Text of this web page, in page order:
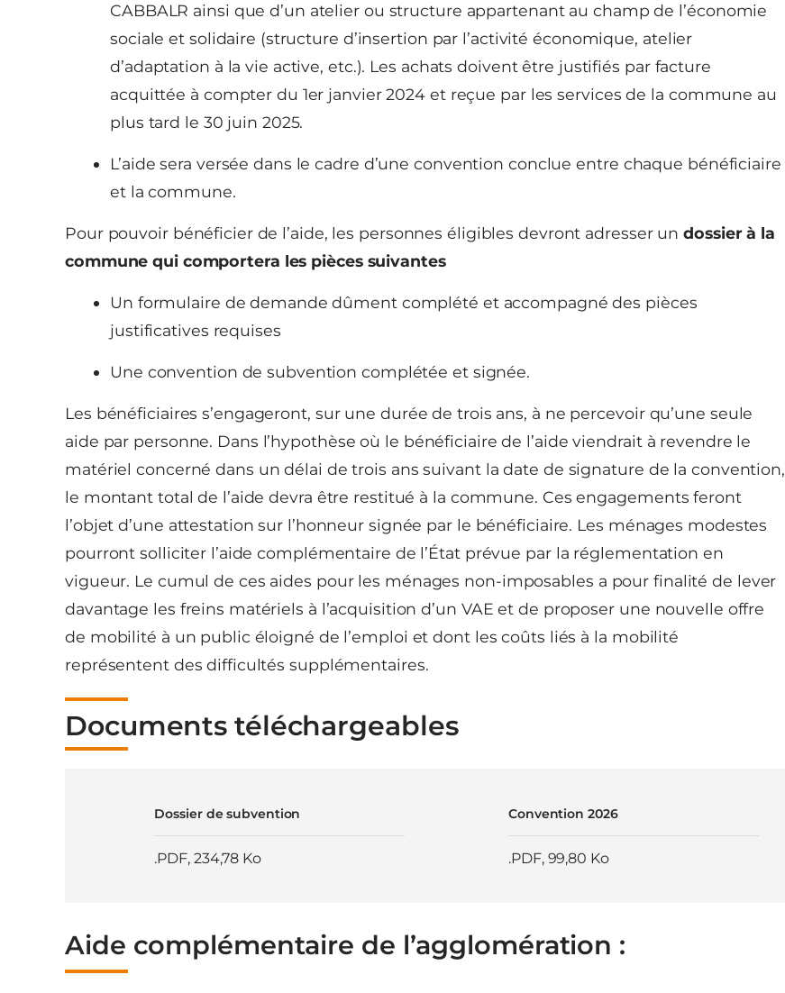
CABBALR ainsi que d’un atelier ou structure appartenant au champ de l’économie
sociale et solidaire (structure d’insertion par l’activité économique, atelier
d’adaptation à la vie active, etc.). Les achats doivent être justifiés par facture
acquittée à compter du 1er janvier 2024 et reçue par les services de la commune au
plus tard le 30 juin 2025.
L’aide sera versée dans le cadre d’une convention conclue entre chaque bénéficiaire
et la commune.
Pour pouvoir bénéficier de l’aide, les personnes éligibles devront adresser undossier à la
commune qui comportera les pièces suivantes
Un formulaire de demande dûment complété et accompagné des pièces
justificatives requises
Une convention de subvention complétée et signée.
Les bénéficiaires s’engageront, sur une durée de trois ans, à ne percevoir qu’une seule
aide par personne. Dans l’hypothèse où le bénéficiaire de l’aide viendrait à revendre le
matériel concerné dans un délai de trois ans suivant la date de signature de la convention,
le montant total de l’aide devra être restitué à la commune. Ces engagements feront
l’objet d’une attestation sur l’honneur signée par le bénéficiaire. Les ménages modestes
pourront solliciter l’aide complémentaire de l’État prévue par la réglementation en
vigueur. Le cumul de ces aides pour les ménages non-imposables a pour finalité de lever
davantage les freins matériels à l’acquisition d’un VAE et de proposer une nouvelle offre
de mobilité à un public éloigné de l’emploi et dont les coûts liés à la mobilité
représentent des difficultés supplémentaires.
Documents téléchargeables
Dossier de subvention
.PDF, 234,78 Ko
Convention 2026
.PDF, 99,80 Ko
Aide complémentaire de l’agglomération :